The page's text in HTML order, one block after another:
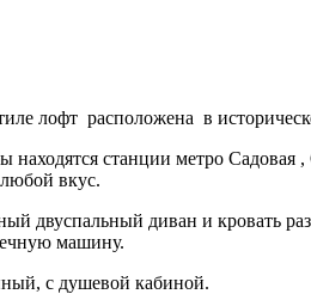
лофт расположена в
находятся станции метро Садовая
вкус.
двуспальный диван и кровать
машину.
с душевой кабиной.